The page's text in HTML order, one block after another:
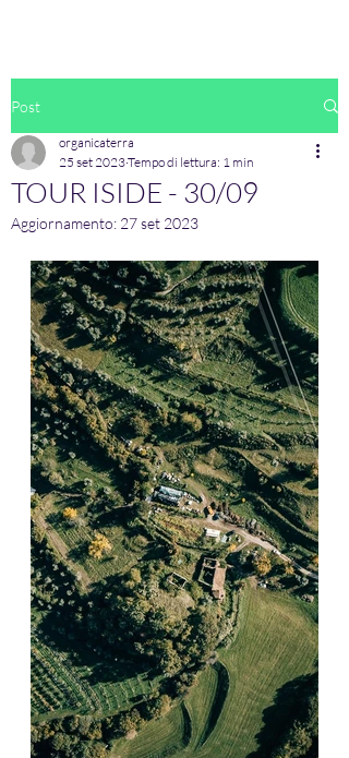
Post
TOUR ISIDE - 30/09
organicaterra
25 set 2023Tempo di lettura: 1 min
Aggiornamento: 27 set 2023